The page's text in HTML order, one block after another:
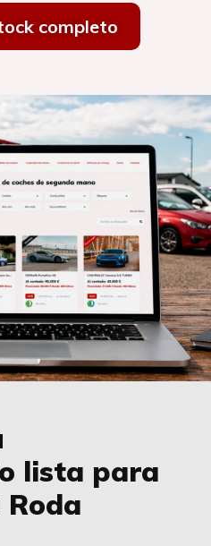
completo
lista para
Roda